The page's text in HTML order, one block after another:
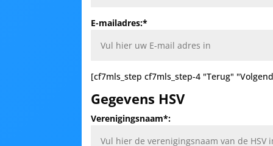
E-mailadres:*
[cf7mls_step cf7mls_step-4 "Terug"
Gegevens HSV
Verenigingsnaam*: